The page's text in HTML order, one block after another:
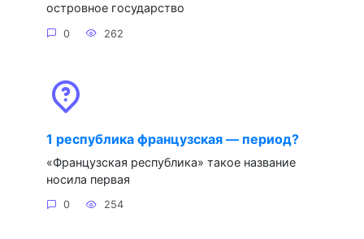
островное государство
0 262
1 республика французская — период?
«Французская республика» такое название
носила первая
0 254